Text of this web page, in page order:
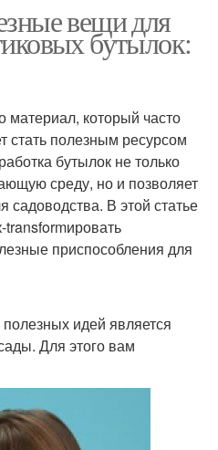
вещи для
бутылок:
материал, который часто
стать полезным ресурсом
бутылок не только
среду, но и позволяет
садоводства. В этой статье
приспособления для
идей является
Для этого вам